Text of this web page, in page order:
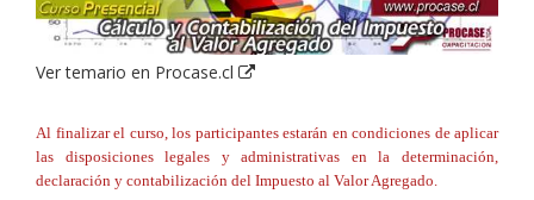
Ver temario en Procase.cl
Al finalizar el curso, los participantes estarán en condiciones de aplicar
las disposiciones legales y administrativas en la determinación,
declaración y contabilización del Impuesto al Valor Agregado.